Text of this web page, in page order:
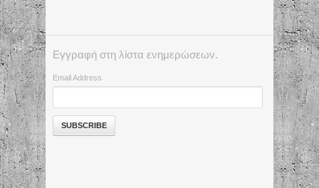
Εγγραφή στη λίστα ενημερώσεων.
Email Address